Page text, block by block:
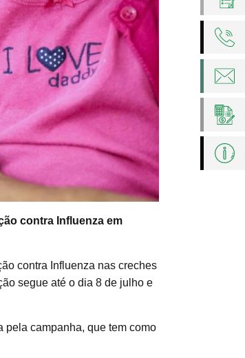
contra Influenza em
contra Influenza nas creches
segue até o dia 8 de julho e
pela campanha, que tem como